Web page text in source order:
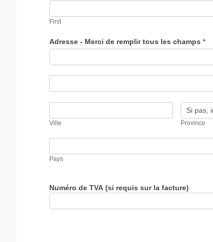
First
Adresse - Merci de remplir tous les champs *
Adresse
de
tous
les
Adresse
de
tous
les
champs
Ville
Ville
Province
Province
Pays
Pays
Numéro de TVA (si requis sur la facture)